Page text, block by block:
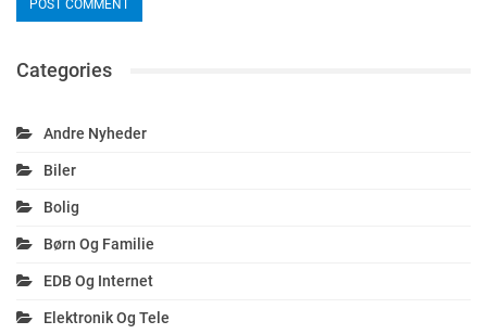
Categories
Andre Nyheder
Biler
Bolig
Børn Og Familie
EDB Og Internet
Elektronik Og Tele